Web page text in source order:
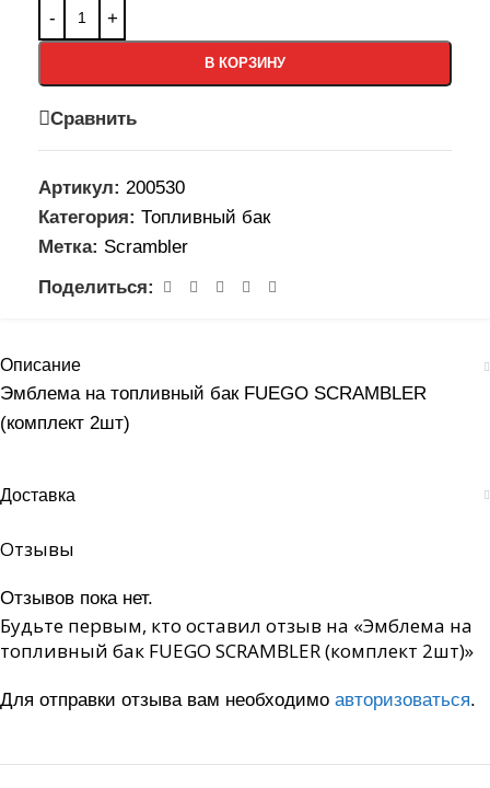
В КОРЗИНУ
Сравнить
Артикул: 200530
Категория: Топливный бак
Метка: Scrambler
Поделиться:
Описание
Эмблема на топливный бак FUEGO SCRAMBLER
(комплект 2шт)
Доставка
Отзывы
Отзывов пока нет.
Будьте первым, кто оставил отзыв на «Эмблема на
топливный бак FUEGO SCRAMBLER (комплект 2шт)»
Для отправки отзыва вам необходимо авторизоваться.